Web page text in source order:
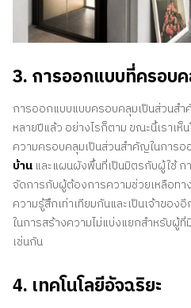
3. การออกแบบที่ครอบ
การออกแบบแบบครอบคลุมเป็นส่วนส
หลายปีแล้ว อย่างไรก็ตาม ขณะนี้เราเ
ความครอบคลุมเป็นส่วนสำคัญในการ
บ้าน และแผนผังพื้นที่เป็นมิตรกับผู้ใช้
จัดการกับผู้ต้องการความช่วยเหลือทา
ความรู้สึกเท่าเทียมกันและเป็นเจ้าขอ
ในการสร้างความไม่แบ่งแยกสำหรับผู้
เช่นกัน
4. เทคโนโลยีอัจฉริยะ